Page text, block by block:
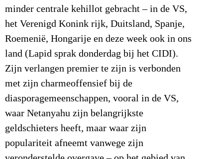
minder centrale kehillot gebracht – in de VS,
het Verenigd Konink rijk, Duitsland, Spanje,
Roemenië, Hongarije en deze week ook in ons
land (Lapid sprak donderdag bij het CIDI).
Zijn verlangen premier te zijn is verbonden
met zijn charmeoffensief bij de
diasporagemeenschappen, vooral in de VS,
waar Netanyahu zijn belangrijkste
geldschieters heeft, maar waar zijn
populariteit afneemt vanwege zijn